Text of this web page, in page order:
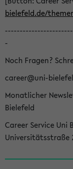
bielefeld.de/
-
Noch Fragen?
career@uni-
Monatlicher
Bielefeld
Career Service Uni
Universitätsstraße